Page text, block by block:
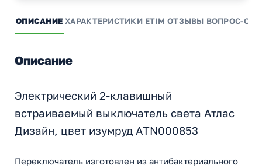
ОПИСАНИЕ ХАРАКТЕРИСТИКИ ETIM ОТЗЫВЫ ВОПРОС-
Описание
Электрический 2-клавишный
встраиваемый выключатель света Атлас
Дизайн, цвет изумруд ATN000853
Переключатель изготовлен из антибактериального